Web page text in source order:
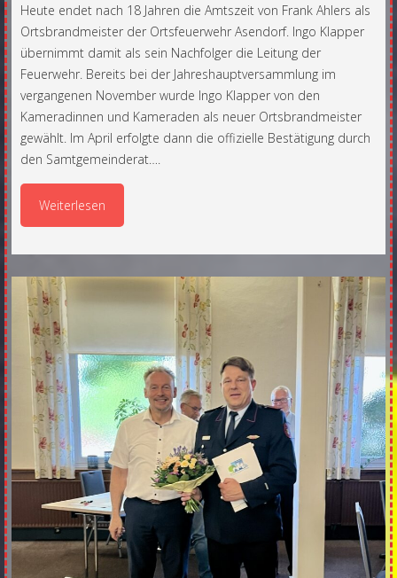
Heute endet nach 18 Jahren die Amtszeit von Frank Ahlers als
Ortsbrandmeister der Ortsfeuerwehr Asendorf. Ingo Klapper
übernimmt damit als sein Nachfolger die Leitung der
Feuerwehr. Bereits bei der Jahreshauptversammlung im
vergangenen November wurde Ingo Klapper von den
Kameradinnen und Kameraden als neuer Ortsbrandmeister
gewählt. Im April erfolgte dann die offizielle Bestätigung durch
den Samtgemeinderat….
Weiterlesen